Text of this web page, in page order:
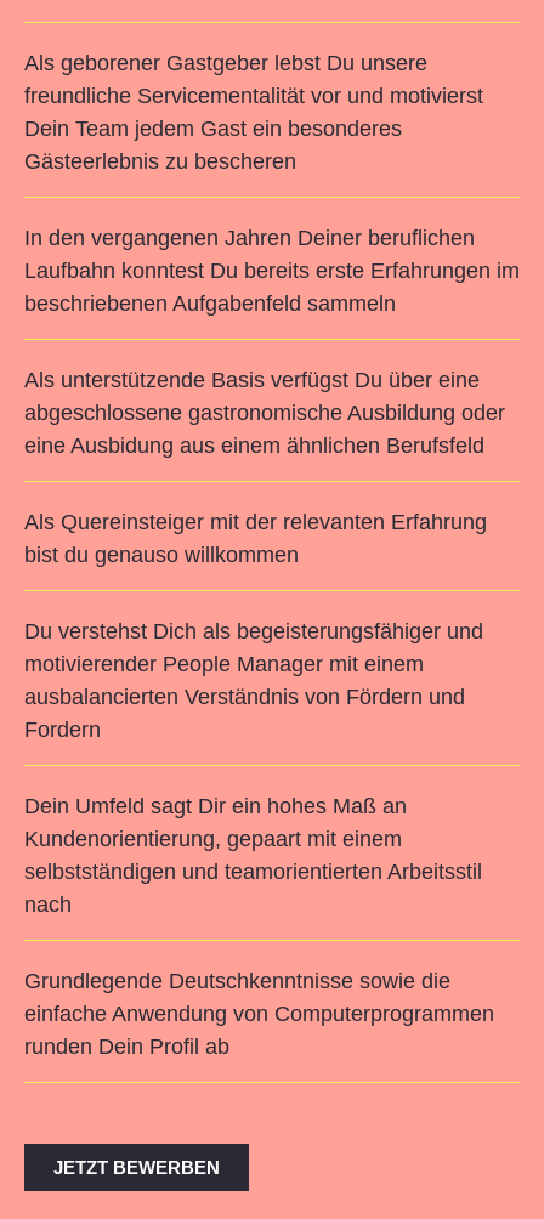
Als geborener Gastgeber lebst Du unsere
freundliche Servicementalität vor und motivierst
Dein Team jedem Gast ein besonderes
Gästeerlebnis zu bescheren
In den vergangenen Jahren Deiner beruflichen
Laufbahn konntest Du bereits erste Erfahrungen im
beschriebenen Aufgabenfeld sammeln
Als unterstützende Basis verfügst Du über eine
abgeschlossene gastronomische Ausbildung oder
eine Ausbidung aus einem ähnlichen Berufsfeld
Als Quereinsteiger mit der relevanten Erfahrung
bist du genauso willkommen
Du verstehst Dich als begeisterungsfähiger und
motivierender People Manager mit einem
ausbalancierten Verständnis von Fördern und
Fordern
Dein Umfeld sagt Dir ein hohes Maß an
Kundenorientierung, gepaart mit einem
selbstständigen und teamorientierten Arbeitsstil
nach
Grundlegende Deutschkenntnisse sowie die
einfache Anwendung von Computerprogrammen
runden Dein Profil ab
JETZT BEWERBEN